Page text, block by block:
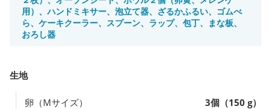
用）、ハンドミキサー、泡立て器、ざるかふるい、ゴムべ
ら、ケーキクーラー、スプーン、ラップ、包丁、まな板、
おろし器
生地
卵（Mサイズ）
3個（150 g）